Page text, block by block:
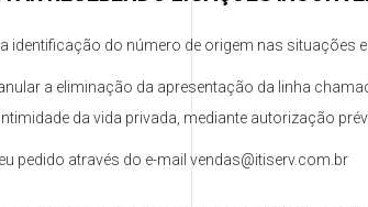
identificação do número de origem nas situações
a eliminação da apresentação da linha
da vida privada, mediante autorização
pedido através do e-mail vendas@itiserv.com.br